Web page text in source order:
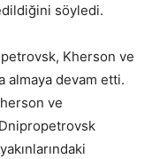
söyledi.
Kherson ve
almaya devam etti.
ve